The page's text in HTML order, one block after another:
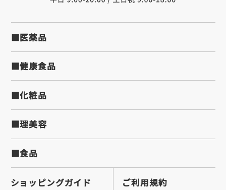
■医薬品
■健康食品
■化粧品
■理美容
■食品
ショッピングガイド ご利用規約